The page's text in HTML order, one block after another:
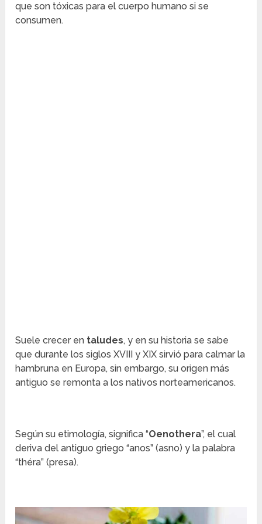
que son tóxicas para el cuerpo humano si se
consumen.
Suele crecer en taludes, y en su historia se sabe
que durante los siglos XVIII y XIX sirvió para calmar la
hambruna en Europa, sin embargo, su origen más
antiguo se remonta a los nativos norteamericanos.
Según su etimología, significa “Oenothera”, el cual
deriva del antiguo griego “anos” (asno) y la palabra
“théra” (presa).